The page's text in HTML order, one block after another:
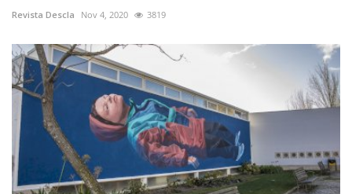
Revista Descla Nov 4, 2020 3819